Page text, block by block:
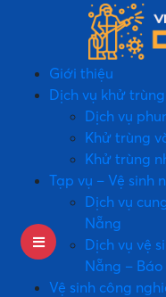
Giới thiệu
Dịch vụ khử trùng
Dịch vụ
Khử trùng
Khử trùng
Tạp vụ – Vệ sinh
Dịch vụ
Nẵng
Dịch vụ vệ
Nẵng –
Vệ sinh công